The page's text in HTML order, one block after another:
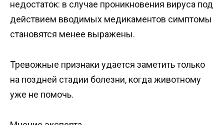
недостаток: в случае проникновения вируса под
действием вводимых медикаментов симптомы
становятся менее выражены.
Тревожные признаки удается заметить только
на поздней стадии болезни, когда животному
уже не помочь.